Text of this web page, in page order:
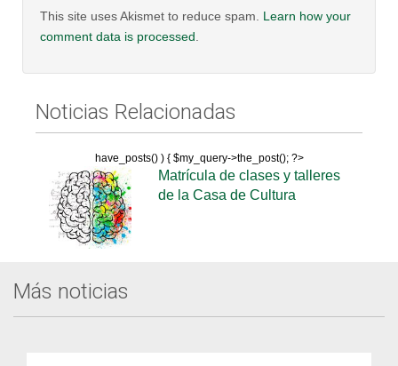
This site uses Akismet to reduce spam. Learn how your
comment data is processed
Noticias Relacionadas
have_posts() ) { $my_query->the_post(); ?>
Matrícula de clases y talleres
de la Casa de Cultura
Más noticias